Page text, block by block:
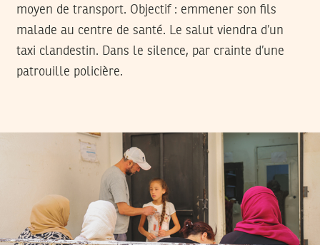
moyen de transport. Objectif : emmener son fils
malade au centre de santé. Le salut viendra d’un
taxi clandestin. Dans le silence, par crainte d’une
patrouille policière.